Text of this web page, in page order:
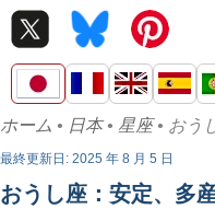
ホーム • 日本• 星座• おう
最終更新日: 2025 年 8 月 5 日
おうし座：安定、多